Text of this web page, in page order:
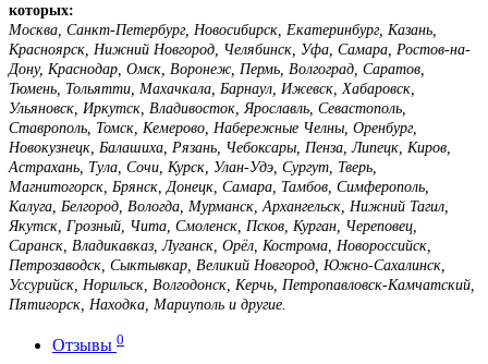
которых:
Москва, Санкт-Петербург, Новосибирск, Екатеринбург, Казань,
Красноярск, Нижний Новгород, Челябинск, Уфа, Самара, Ростов-на-
Дону, Краснодар, Омск, Воронеж, Пермь, Волгоград, Саратов,
Тюмень, Тольятти, Махачкала, Барнаул, Ижевск, Хабаровск,
Ульяновск, Иркутск, Владивосток, Ярославль, Севастополь,
Ставрополь, Томск, Кемерово, Набережные Челны, Оренбург,
Новокузнецк, Балашиха, Рязань, Чебоксары, Пенза, Липецк, Киров,
Астрахань, Тула, Сочи, Курск, Улан-Удэ, Сургут, Тверь,
Магнитогорск, Брянск, Донецк, Самара, Тамбов, Симферополь,
Калуга, Белгород, Вологда, Мурманск, Архангельск, Нижний Тагил,
Якутск, Грозный, Чита, Смоленск, Псков, Курган, Череповец,
Саранск, Владикавказ, Луганск, Орёл, Кострома, Новороссийск,
Петрозаводск, Сыктывкар, Великий Новгород, Южно-Сахалинск,
Уссурийск, Норильск, Волгодонск, Керчь, Петропавловск-Камчатский,
Пятигорск, Находка, Мариуполь и другие.
Отзывы 0